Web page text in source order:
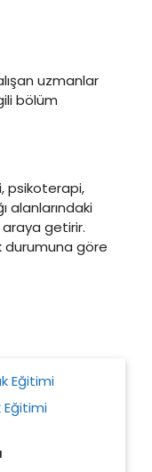
uzmanlar
bölüm
psikoterapi,
alanlarındaki
araya getirir.
durumuna göre
Eğitimi